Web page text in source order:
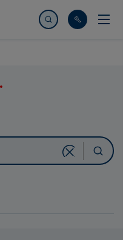
Jetzt suchen
EingabeSuchen